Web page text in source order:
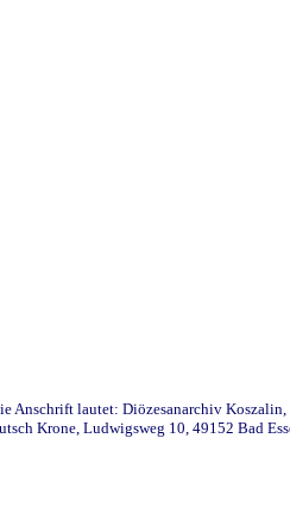
lautet: Diözesanarchiv
Krone, Ludwigsweg 10, 49152 Bad